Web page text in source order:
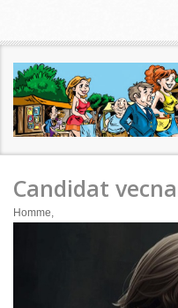
Candidat vecna
Homme,